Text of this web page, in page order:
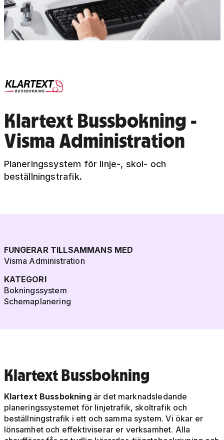
Klartext Bussbokning -
Visma Administration
Planeringssystem för linje-, skol- och
beställningstrafik.
FUNGERAR TILLSAMMANS MED
Visma Administration
KATEGORI
Bokningssystem
Schemaplanering
Klartext Bussbokning
Klartext Bussbokningär det marknadsledande
planeringssystemet för linjetrafik, skoltrafik och
beställningstrafik i ett och samma system. Vi ökar er
lönsamhet och effektiviserar er verksamhet. Alla